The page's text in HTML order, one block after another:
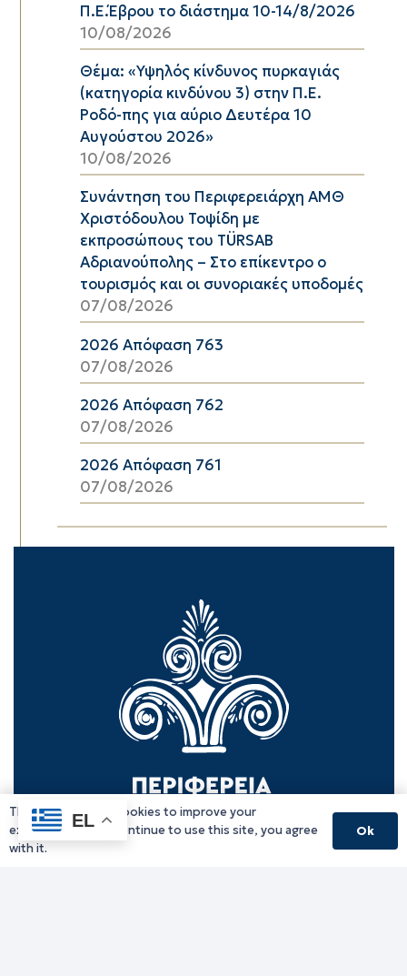
Π.Ε.Έβρου το διάστημα 10-14/8/2026
10/08/2026
Θέμα: «Υψηλός κίνδυνος πυρκαγιάς
(κατηγορία κινδύνου 3) στην Π.Ε.
Ροδό-πης για αύριο Δευτέρα 10
Αυγούστου 2026»
10/08/2026
Συνάντηση του Περιφερειάρχη ΑΜΘ
Χριστόδουλου Τοψίδη με
εκπροσώπους του TÜRSAB
Αδριανούπολης – Στο επίκεντρο ο
τουρισμός και οι συνοριακές υποδομές
07/08/2026
2026 Απόφαση 763
07/08/2026
2026 Απόφαση 762
07/08/2026
2026 Απόφαση 761
07/08/2026
EL
This website uses cookies to improve your
experience. If you continue to use this site, you agree
with it.
Ok